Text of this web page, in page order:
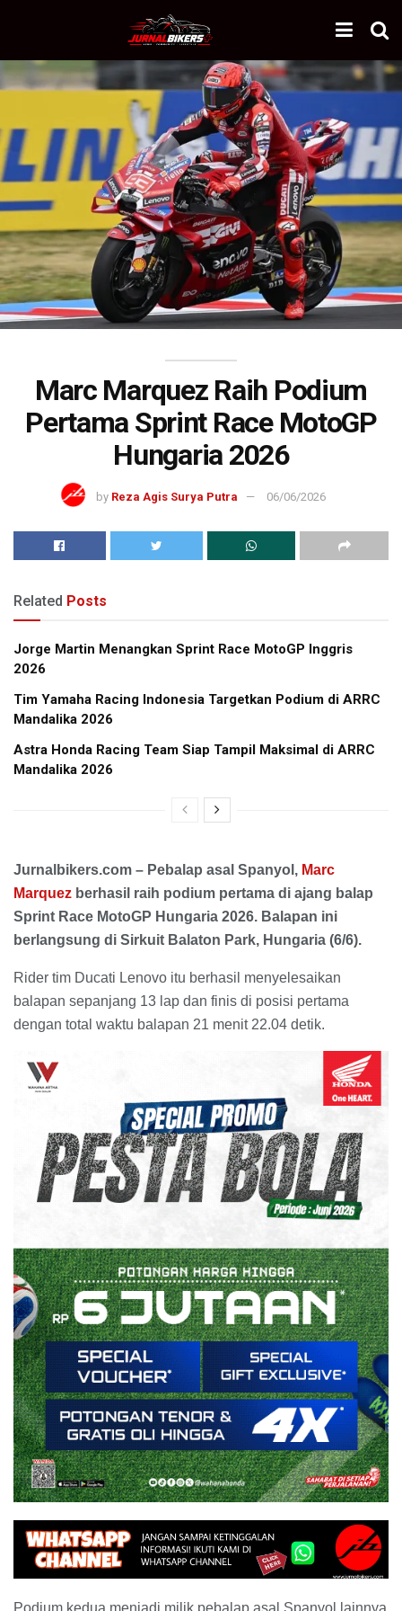
Marc Marquez Raih Podium
Pertama Sprint Race MotoGP
Hungaria 2026
by Reza Agis Surya Putra 06/06/2026
Related Posts
Jorge Martin Menangkan Sprint Race MotoGP Inggris
2026
Tim Yamaha Racing Indonesia Targetkan Podium di ARRC
Mandalika 2026
Astra Honda Racing Team Siap Tampil Maksimal di ARRC
Mandalika 2026
Jurnalbikers.com – Pebalap asal Spanyol, Marc
Marquez berhasil raih podium pertama di ajang balap
Sprint Race MotoGP Hungaria 2026. Balapan ini
berlangsung di Sirkuit Balaton Park, Hungaria (6/6).
Rider tim Ducati Lenovo itu berhasil menyelesaikan
balapan sepanjang 13 lap dan finis di posisi pertama
dengan total waktu balapan 21 menit 22.04 detik.
Podium kedua menjadi milik pebalap asal Spanyol lainnya